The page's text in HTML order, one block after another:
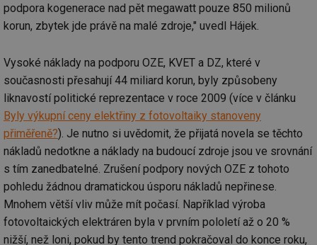
podpora kogenerace nad pět megawatt pouze 850 milionů
korun, zbytek jde právě na malé zdroje," uvedl Hájek.
Vysoké náklady na podporu OZE, KVET a DZ, které v
současnosti přesahují 44 miliard korun, byly způsobeny
liknavostí politické reprezentace v roce 2009 (více v článku
Byly výkupní ceny elektřiny z fotovoltaiky stanoveny
přiměřeně?). Je nutno si uvědomit, že přijatá novela se těchto
nákladů nedotkne a náklady na budoucí zdroje jsou ve srovnání
s tím zanedbatelné. Zrušení podpory nových OZE z tohoto
pohledu žádnou dramatickou úsporu nákladů nepřinese.
Mnohem větší vliv může mít počasí. Například výroba
fotovoltaických elektráren byla v prvním pololetí až o 20 %
nižší, než loni, pokud by tento trend pokračoval do konce roku,